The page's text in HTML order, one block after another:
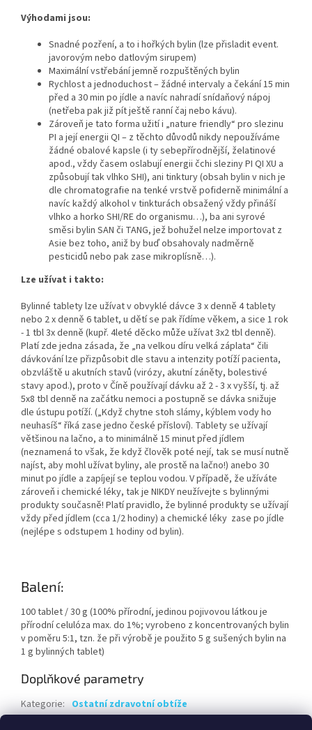
Výhodami jsou:
Snadné pozření, a to i hořkých bylin (lze přisladit event.
javorovým nebo datlovým sirupem)
Maximální vstřebání jemně rozpuštěných bylin
Rychlost a jednoduchost – žádné intervaly a čekání 15 min
před a 30 min po jídle a navíc nahradí snídaňový nápoj
(netřeba pak již pít ještě ranní čaj nebo kávu).
Zároveň je tato forma užití i „nature friendly“ pro slezinu
PI a její energii QI – z těchto důvodů nikdy nepoužíváme
žádné obalové kapsle (i ty sebepřírodnější, želatinové
apod., vždy časem oslabují energii čchi sleziny PI QI XU a
způsobují tak vlhko SHI), ani tinktury (obsah bylin v nich je
dle chromatografie na tenké vrstvě pofiderně minimální a
navíc každý alkohol v tinkturách obsažený vždy přináší
vlhko a horko SHI/RE do organismu…), ba ani syrové
směsi bylin SAN či TANG, jež bohužel nelze importovat z
Asie bez toho, aniž by buď obsahovaly nadměrně
pesticidů nebo pak zase mikroplísně…).
Lze užívat i takto:
Bylinné tablety lze užívat v obvyklé dávce 3 x denně 4 tablety
nebo 2 x denně 6 tablet, u dětí se pak řídíme věkem, a sice 1 rok
- 1 tbl 3x denně (kupř. 4leté děcko může užívat 3x2 tbl denně).
Platí zde jedna zásada, že „na velkou díru velká záplata“ čili
dávkování lze přizpůsobit dle stavu a intenzity potíží pacienta,
obzvláště u akutních stavů (virózy, akutní záněty, bolestivé
stavy apod.), proto v Číně používají dávku až 2 - 3 x vyšší, tj. až
5x8 tbl denně na začátku nemoci a postupně se dávka snižuje
dle ústupu potíží. („Když chytne stoh slámy, kýblem vody ho
neuhasíš“ říká zase jedno české přísloví). Tablety se užívají
většinou na lačno, a to minimálně 15 minut před jídlem
(neznamená to však, že když člověk poté nejí, tak se musí nutně
najíst, aby mohl užívat byliny, ale prostě na lačno!) anebo 30
minut po jídle a zapíjejí se teplou vodou. V případě, že užíváte
zároveň i chemické léky, tak je NIKDY neužívejte s bylinnými
produkty současně! Platí pravidlo, že bylinné produkty se užívají
vždy před jídlem (cca 1/2 hodiny) a chemické léky zase po jídle
(nejlépe s odstupem 1 hodiny od bylin).
Balení:
100 tablet / 30 g (100% přírodní, jedinou pojivovou látkou je
přírodní celulóza max. do 1%; vyrobeno z koncentrovaných bylin
v poměru 5:1, tzn. že při výrobě je použito 5 g sušených bylin na
1 g bylinných tablet)
Doplňkové parametry
Kategorie: Ostatní zdravotní obtíže